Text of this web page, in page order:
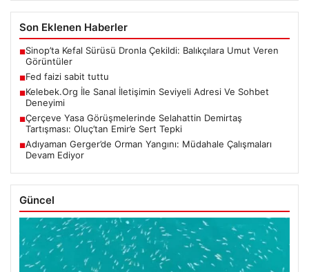
Son Eklenen Haberler
■Sinop’ta Kefal Sürüsü Dronla Çekildi: Balıkçılara Umut Veren
Görüntüler
■Fed faizi sabit tuttu
■Kelebek.Org İle Sanal İletişimin Seviyeli Adresi Ve Sohbet
Deneyimi
■Çerçeve Yasa Görüşmelerinde Selahattin Demirtaş
Tartışması: Oluç’tan Emir’e Sert Tepki
■Adıyaman Gerger’de Orman Yangını: Müdahale Çalışmaları
Devam Ediyor
Güncel